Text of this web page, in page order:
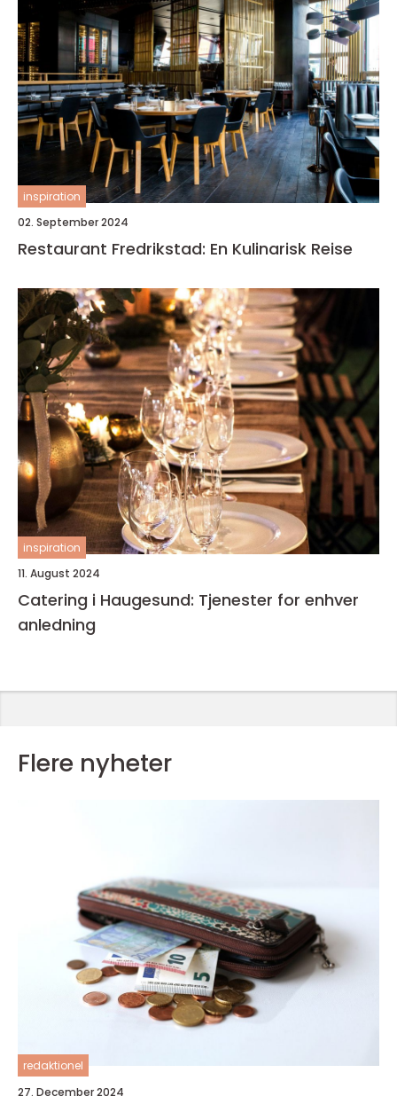
inspiration
02. September 2024
Restaurant Fredrikstad: En Kulinarisk Reise
inspiration
11. August 2024
Catering i Haugesund: Tjenester for enhver
anledning
Flere nyheter
redaktionel
27. December 2024